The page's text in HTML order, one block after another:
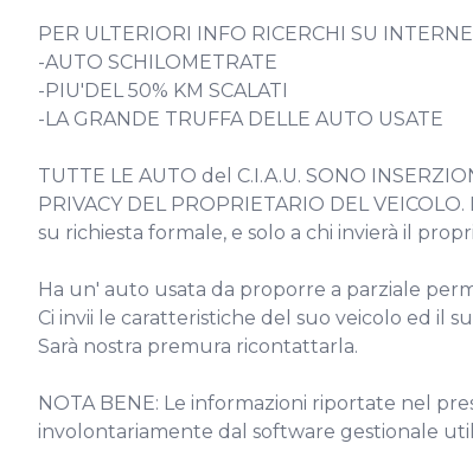
PER ULTERIORI INFO RICERCHI SU
-AUTO SCHILOMETRATE
-PIU'DEL 50% KM SCALATI
-LA GRANDE TRUFFA DELLE AUTO USATE
TUTTE LE AUTO del C.I.A.U. SONO
PRIVACY DEL PROPRIETARIO DEL
su richiesta formale, e solo a chi invierà il
Ha un' auto usata da proporre a parziale
Ci invii le caratteristiche del suo veicolo ed il
Sarà nostra premura ricontattarla.
NOTA BENE: Le informazioni riportate nel
involontariamente dal software gestionale